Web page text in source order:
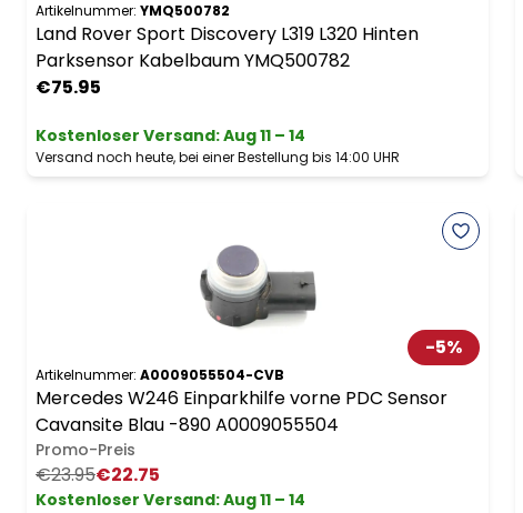
Artikelnummer: YMQ500782
Land Rover Sport Discovery L319 L320 Hinten
Parksensor Kabelbaum YMQ500782
€75.95
Kostenloser Versand:Aug 11 – 14
Versand noch heute, bei einer Bestellung bis 14:00 UHR
-5%
Artikelnummer: A0009055504-CVB
Mercedes W246 Einparkhilfe vorne PDC Sensor
Cavansite Blau -890 A0009055504
Promo-Preis
€23.95€22.75
Kostenloser Versand:Aug 11 – 14